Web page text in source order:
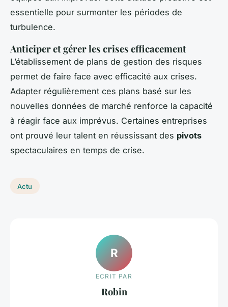
essentielle pour surmonter les périodes de
turbulence.
Anticiper et gérer les crises efficacement
L’établissement de plans de gestion des risques
permet de faire face avec efficacité aux crises.
Adapter régulièrement ces plans basé sur les
nouvelles données de marché renforce la capacité
à réagir face aux imprévus. Certaines entreprises
ont prouvé leur talent en réussissant des pivots
spectaculaires en temps de crise.
Actu
R
ECRIT PAR
Robin